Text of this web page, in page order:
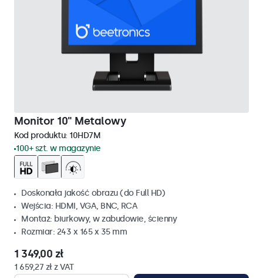
Monitor 10" Metalowy
Kod produktu: 10HD7M
100+ szt. w magazynie
Doskonała jakość obrazu (do Full HD)
Wejścia: HDMI, VGA, BNC, RCA
Montaż: biurkowy, w zabudowie, ścienny
Rozmiar: 243 x 165 x 35 mm
1 349,00 zł
1 659,27 zł z VAT